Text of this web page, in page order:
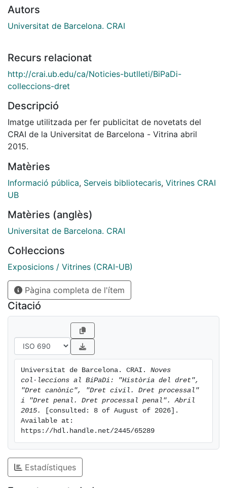
Autors
Universitat de Barcelona. CRAI
Recurs relacionat
http://crai.ub.edu/ca/Noticies-butlleti/BiPaDi-
colleccions-dret
Descripció
Imatge utilitzada per fer publicitat de novetats del
CRAI de la Universitat de Barcelona - Vitrina abril
2015.
Matèries
Informació pública, Serveis bibliotecaris, Vitrines CRAI
UB
Matèries (anglès)
Universitat de Barcelona. CRAI
Col·leccions
Exposicions / Vitrines (CRAI-UB)
Pàgina completa de l'ítem
Citació
Universitat de Barcelona. CRAI. Noves
col·leccions al BiPaDi: "Història del dret",
"Dret canònic", "Dret civil. Dret processal"
i "Dret penal. Dret processal penal". Abril
2015.
[consulted: 8 of August of 2026].
Available at:
https://hdl.handle.net/2445/65289
Estadístiques